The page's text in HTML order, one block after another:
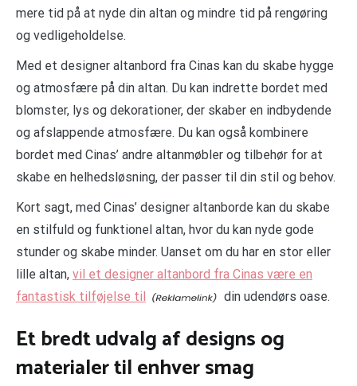
mere tid på at nyde din altan og mindre tid på rengøring
og vedligeholdelse.
Med et designer altanbord fra Cinas kan du skabe hygge
og atmosfære på din altan. Du kan indrette bordet med
blomster, lys og dekorationer, der skaber en indbydende
og afslappende atmosfære. Du kan også kombinere
bordet med Cinas’ andre altanmøbler og tilbehør for at
skabe en helhedsløsning, der passer til din stil og behov.
Kort sagt, med Cinas’ designer altanborde kan du skabe
en stilfuld og funktionel altan, hvor du kan nyde gode
stunder og skabe minder. Uanset om du har en stor eller
lille altan, vil et designer altanbord fra Cinas være en
fantastisk tilføjelse til
din udendørs oase.
Et bredt udvalg af designs og
materialer til enhver smag